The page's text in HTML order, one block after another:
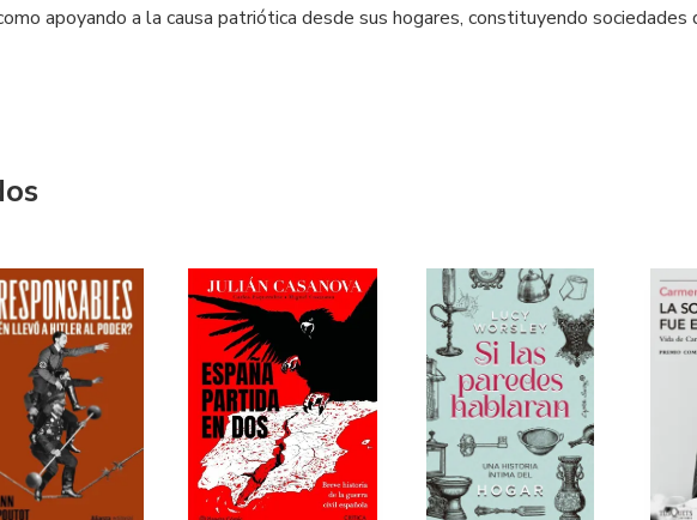
apoyando a la causa patriótica desde sus hogares, constituyendo sociedades